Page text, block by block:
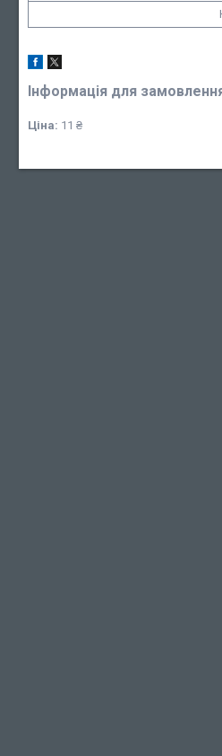
Інформація для
Ціна: 11 ₴